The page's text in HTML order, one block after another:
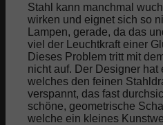
Stahl kann manchmal
wirken und eignet sich so
Lampen, gerade, da das
viel der Leuchtkraft einer
Dieses Problem tritt mit
nicht auf. Der Designer hat
welches den feinen
verspannt, das fast
schöne, geometrische
welche ein kleines